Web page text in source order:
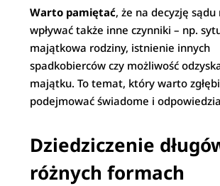
Warto pamiętać, że na decyzję sądu
wpływać także inne czynniki – np.
majątkowa rodziny, istnienie innych
spadkobierców czy możliwość
majątku. To temat, który warto
podejmować świadome i
Dziedziczenie
różnych formach